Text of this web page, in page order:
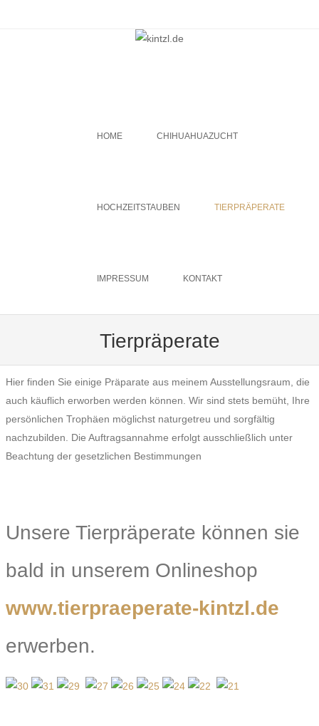
Menu
SKIP TO CONTENT
HOME CHIHUAHUAZUCHT
HOCHZEITSTAUBEN TIERPRÄPERATE
IMPRESSUM KONTAKT
Tierpräperate
Hier finden Sie einige Präparate aus meinem Ausstellungsraum, die
auch käuflich erworben werden können. Wir sind stets bemüht, Ihre
persönlichen Trophäen möglichst naturgetreu und sorgfältig
nachzubilden. Die Auftragsannahme erfolgt ausschließlich unter
Beachtung der gesetzlichen Bestimmungen
Unsere Tierpräperate können sie
bald in unserem Onlineshop
www.tierpraeperate-kintzl.de
erwerben.